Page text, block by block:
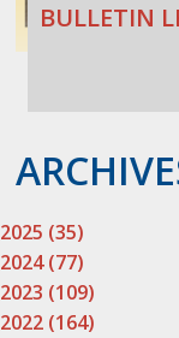
BULLETIN
2025 (35)
2024 (77)
2023 (109)
2022 (164)